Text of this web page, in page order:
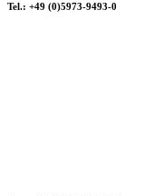
Tel.: +49 (0)5973-9493-0